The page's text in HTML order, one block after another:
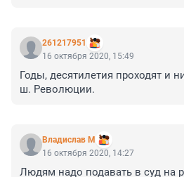
261217951
16 октября 2020, 15:49
Годы, десятилетия проходят и
ш. Революции.
Владислав М
16 октября 2020, 14:27
Людям надо подавать в суд на